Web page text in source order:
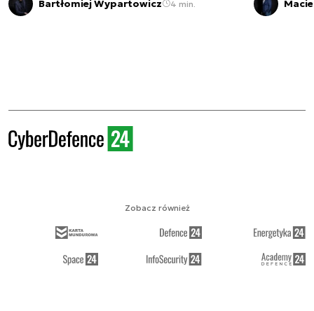
Bartłomiej Wypartowicz 4 min.
Zobacz również